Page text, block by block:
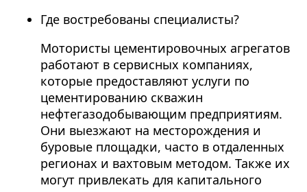
Где востребованы специалисты?
Мотористы цементировочных агрегатов
работают в сервисных компаниях,
которые предоставляют услуги по
цементированию скважин
нефтегазодобывающим предприятиям.
Они выезжают на месторождения и
буровые площадки, часто в отдаленных
регионах и вахтовым методом. Также их
могут привлекать для капитального